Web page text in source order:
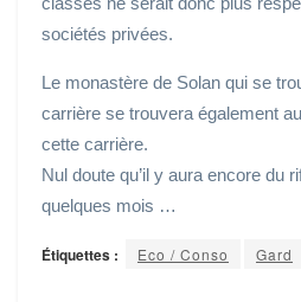
sociétés privées.
Le monastère de Solan qui se
carrière se trouvera également
cette carrière.
Nul doute qu’il y aura encore du
quelques mois …
Étiquettes : Eco / Conso Gard